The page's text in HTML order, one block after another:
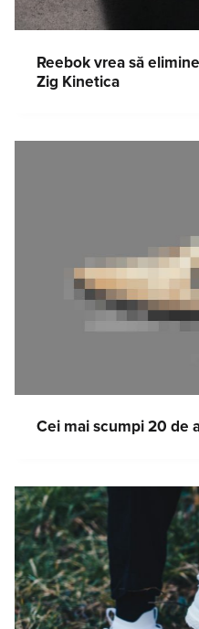
Reebok vrea să
Zig Kinetica
Cei mai scumpi 20 de